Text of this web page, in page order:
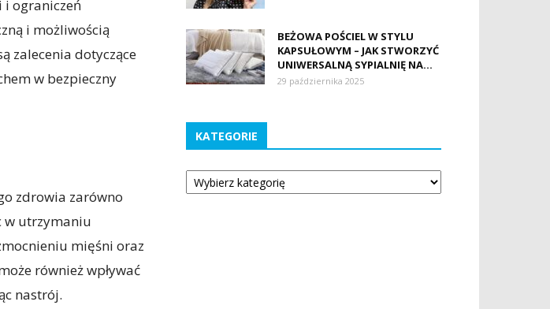
i ograniczeń
i możliwością
zalecenia dotyczące
w bezpieczny
zdrowia zarówno
w utrzymaniu
mięśni oraz
również wpływać
nastrój.
BEŻOWA POŚCIEL W STYLU
KAPSUŁOWYM – JAK STWORZYĆ
UNIWERSALNĄ SYPIALNIĘ NA...
29 października 2025
KATEGORIE
Kategorie